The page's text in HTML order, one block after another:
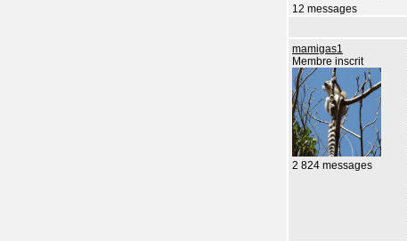
12 messages
mamigas1
Membre inscrit
2 824 messages